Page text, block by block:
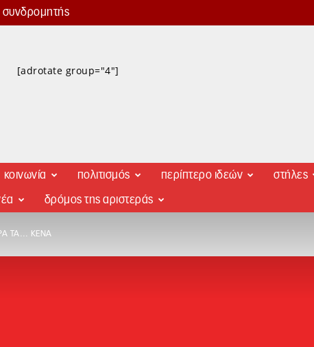
συνδρομητής
[adrotate group="4"]
κοινωνία πολιτισμός περίπτερο ιδεών στήλες
δρόμος της αριστεράς
ΤΑ… ΚΕΝΆ